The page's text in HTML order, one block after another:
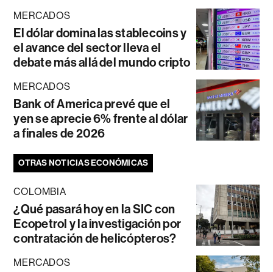
MERCADOS
El dólar domina las stablecoins y
el avance del sector lleva el
debate más allá del mundo cripto
MERCADOS
Bank of America prevé que el
yen se aprecie 6% frente al dólar
a finales de 2026
OTRAS NOTICIAS ECONÓMICAS
COLOMBIA
¿Qué pasará hoy en la SIC con
Ecopetrol y la investigación por
contratación de helicópteros?
MERCADOS